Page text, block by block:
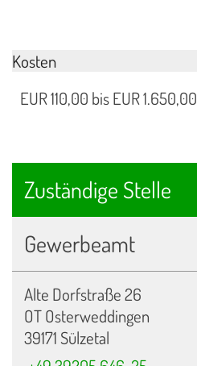
Kosten
EUR 110,00 bis EUR 1.650,00
Zuständige Stelle
Gewerbeamt
Alte Dorfstraße 26
OT Osterweddingen
39171 Sülzetal